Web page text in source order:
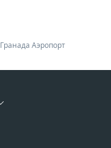
Гранада Аэропорт